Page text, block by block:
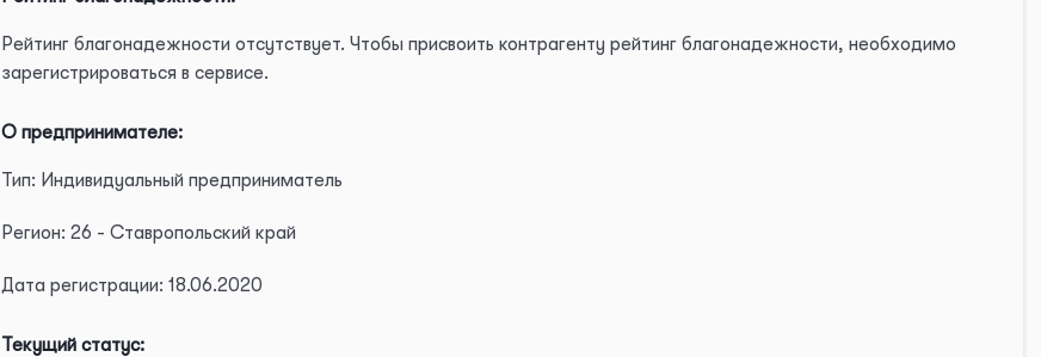
Рейтинг благонадежности отсутствует. Чтобы присвоить контрагенту рейтинг благонадежности, необходимо
зарегистрироваться в сервисе.
О предпринимателе:
Тип: Индивидуальный предприниматель
Регион: 26 - Ставропольский край
Дата регистрации: 18.06.2020
Текущий статус: